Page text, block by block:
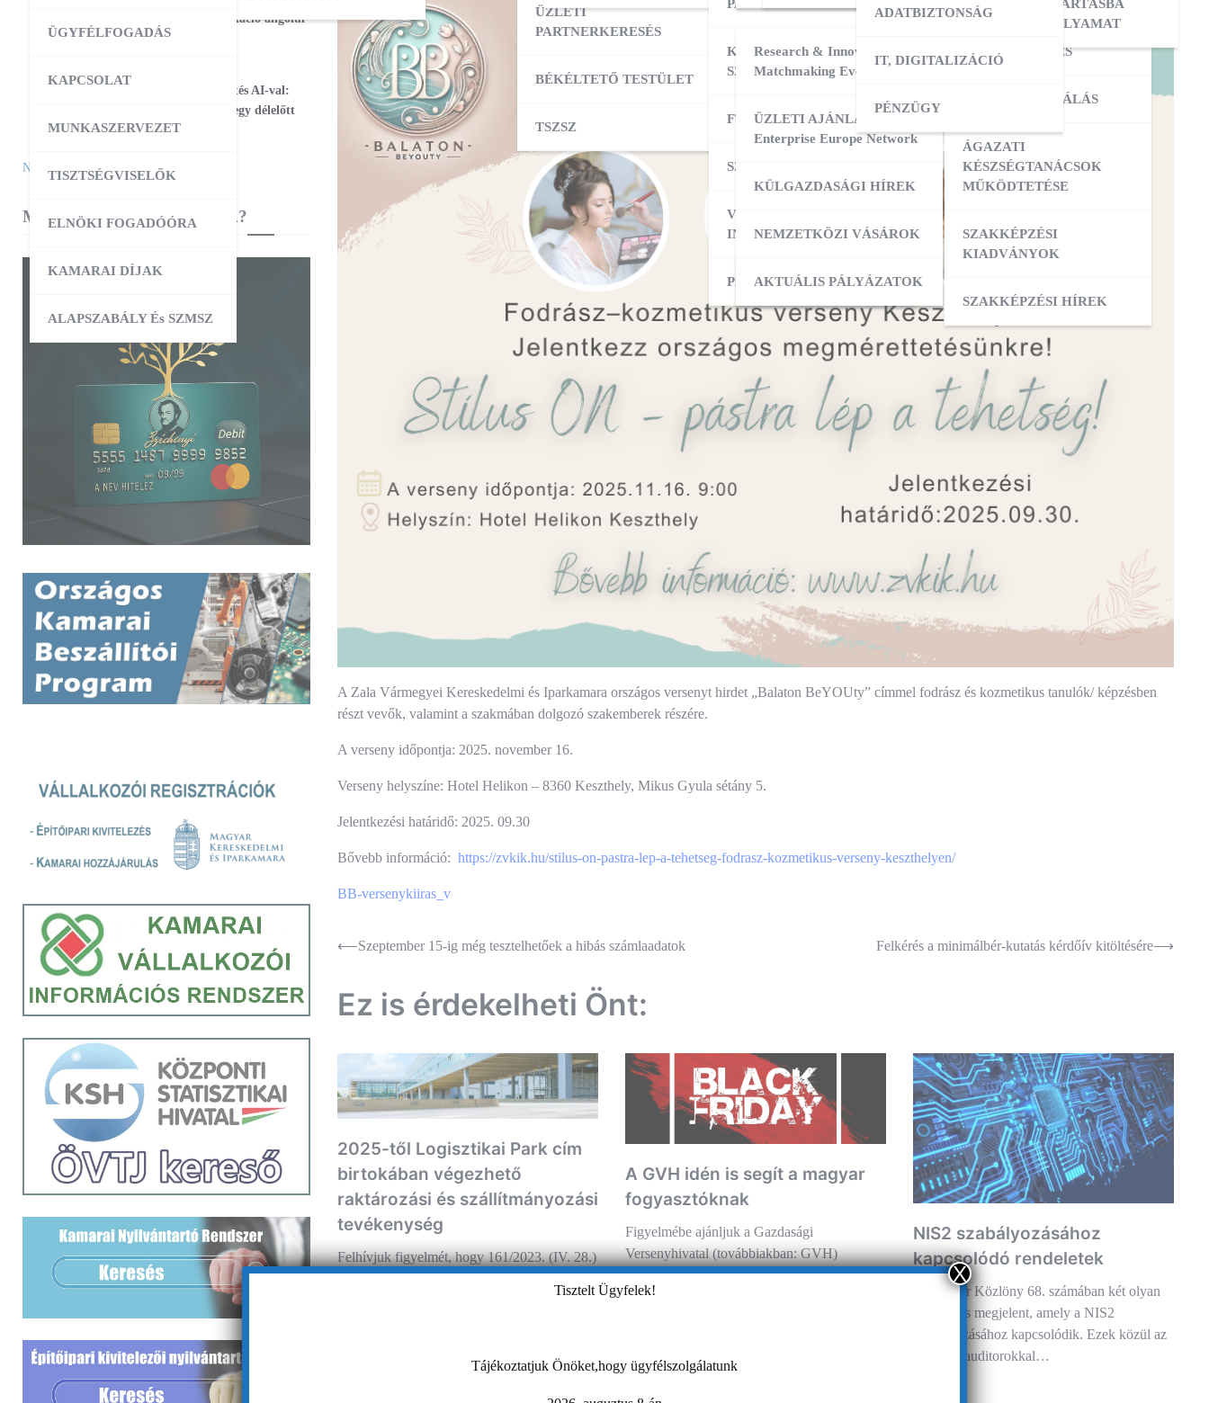
ÜZLETI
PARTNERKERESÉS
BÉKÉLTETŐ TESTÜLET
TSZSZ
PARTNERKERESÉS
KÜLPIACI
SZOLGÁLTATÁSOK
Research & Innovation
Matchmaking Event 2026
ÜZLETI AJÁNLATOK:
Enterprise Europe Network
KÜLGAZDASÁGI HÍREK
NEMZETKÖZI VÁSÁROK
KÜLPIACI TAGOZATOK
FT ADATBÁZIS
SZOLGÁLTATÁSOK
VÁLLALKOZÁS
INDÍTÁSA
PÁLYÁZATOK
AKTUÁLIS PÁLYÁZATOK
NYILVÁNTARTÁSBA
VÉTELI FOLYAMAT
OKTATÓI KÉPZÉS
MESTERKÉPZÉS
VIZSGADELEGÁLÁS
ÁGAZATI
KÉSZSÉGTANÁCSOK
MŰKÖDTETÉSE
SZAKKÉPZÉSI
KIADVÁNYOK
SZAKKÉPZÉSI HÍREK
ÜGYFÉLFOGADÁS
KAPCSOLAT
MUNKASZERVEZET
TISZTSÉGVISELŐK
ELNÖKI FOGADÓÓRA
KAMARAI DÍJAK
ALAPSZABÁLY És SZMSZ
ADATBIZTONSÁG
IT, DIGITALIZÁCIÓ
PÉNZÜGY
A Zala Vármegyei Kereskedelmi és Iparkamara országos versenyt hirdet „Balaton BeYOUty” címmel fodrász és kozmetikus tanulók/ képzésben
részt vevők, valamint a szakmában dolgozó szakemberek részére.
A verseny időpontja: 2025. november 16.
Verseny helyszíne: Hotel Helikon – 8360 Keszthely, Mikus Gyula sétány 5.
Jelentkezési határidő: 2025. 09.30
Bővebb információ: https://zvkik.hu/stilus-on-pastra-lep-a-tehetseg-fodrasz-kozmetikus-verseny-keszthelyen/
BB-versenykiiras_v
Bejegyzés
⟵Szeptember 15-ig még tesztelhetőek a hibás számlaadatok Felkérés a minimálbér-kutatás kérdőív kitöltésére⟶
Ez is érdekelheti Önt:
2025-től Logisztikai Park cím
birtokában végezhető
raktározási és szállítmányozási
tevékenység
Felhívjuk figyelmét, hogy 161/2023. (IV. 28.)
Korm. rendelet 3. § (5) pont értelmében 2025.
január elsejétől kizárólag az e jogszabály
A GVH idén is segít a magyar
fogyasztóknak
Figyelmébe ajánljuk a Gazdasági
Versenyhivatal (továbbiakban: GVH)
sajtóközleményét, mely szerint a GVH az idei
Black Friday leárazások során is segíti a…
NIS2 szabályozásához
kapcsolódó rendeletek
A Magyar Közlöny 68. számában két olyan
rendelet is megjelent, amely a NIS2
szabályozásához kapcsolódik. Ezek közül az
egyik az auditorokkal…
Magabiztos üzleti kommunikáció angolul
– 2 napos workshop
25
Workshop – Facebook hirdetés AI-val:
szövegtől a kész kampányig egy délelőtt
alatt
Naptár megtekintése
MIBEN SEGÍT A KAMARA?
Tisztelt Ügyfelek!
Tájékoztatjuk Önöket,hogy ügyfélszolgálatunk
X